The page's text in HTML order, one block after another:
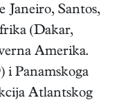
Janeiro, Santos,
(Dakar,
Amerika.
i Panamskoga
Atlantskog